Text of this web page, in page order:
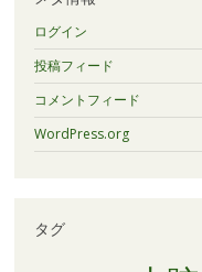
ログイン
投稿フィード
コメントフィード
WordPress.org
タグ